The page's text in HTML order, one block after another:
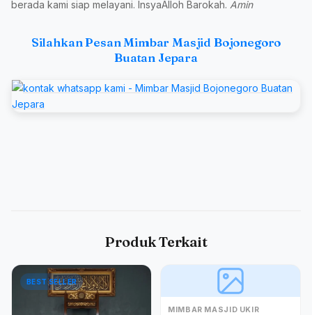
berada kami siap melayani. InsyaAlloh Barokah. Amin
Silahkan Pesan Mimbar Masjid Bojonegoro
Buatan Jepara
Produk Terkait
BEST SELLER
MIMBAR MASJID UKIR